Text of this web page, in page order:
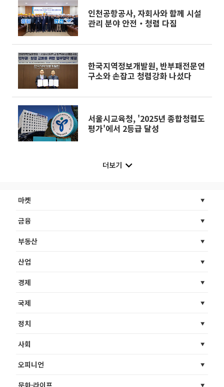
인천공항공사, 자회사와 함께 시설
관리 분야 안전‧청렴 다짐
한국지역정보개발원, 반부패전문연
구소와 손잡고 청렴강화 나섰다
서울시교육청, '2025년 종합청렴도
평가'에서 2등급 달성
더보기
마켓
금융
부동산
산업
경제
국제
정치
사회
오피니언
문화·라이프